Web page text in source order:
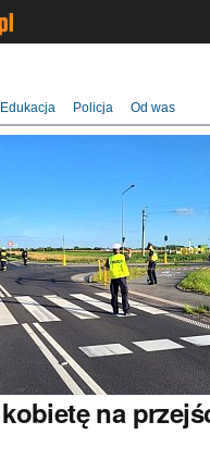
Edukacja Policja Od was
na